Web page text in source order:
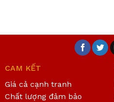
CAM KẾT
Giá cả cạnh tranh
Chất lượng đảm bảo